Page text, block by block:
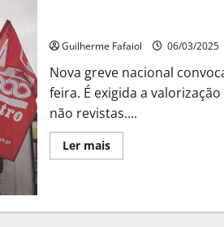
massa”
greve
desta
Sexta-
feira
Guilherme Fafaiol 06/03/2025
Nova greve nacional
feira. É exigida a
não revistas....
Ler maisLeia
mais
pública